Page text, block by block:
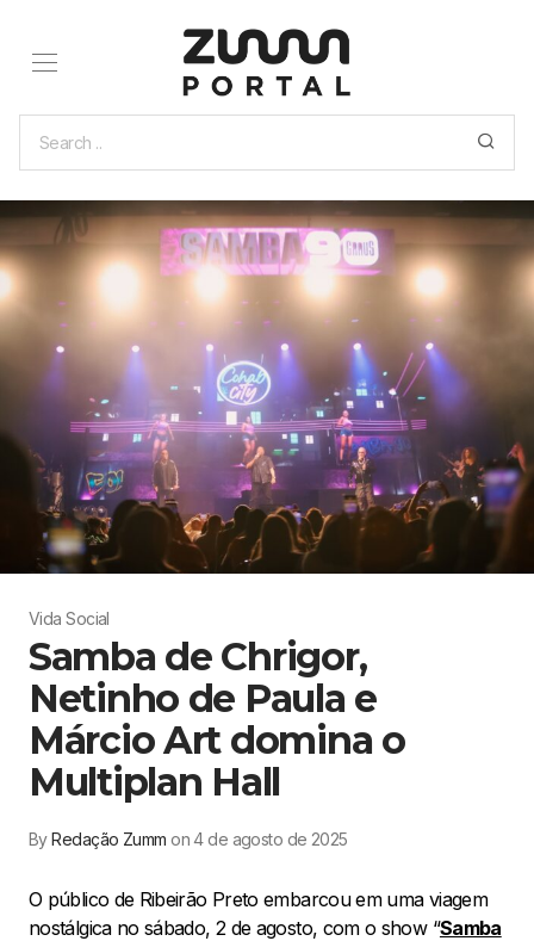
Vida Social
Samba de Chrigor,
Netinho de Paula e
Márcio Art domina o
Multiplan Hall
ByRedação Zumm on 4 de agosto de 2025
O público de Ribeirão Preto embarcou em uma viagem
nostálgica no sábado, 2 de agosto, com o show “Samba